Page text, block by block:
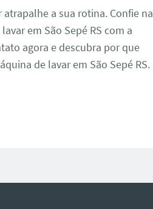
a sua rotina. Confie na
em São Sepé RS com a
agora e descubra por que
de lavar em São Sepé RS.